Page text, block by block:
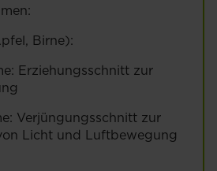
Birne):
Erziehungsschnitt zur
Verjüngungsschnitt zur
Licht und Luftbewegung